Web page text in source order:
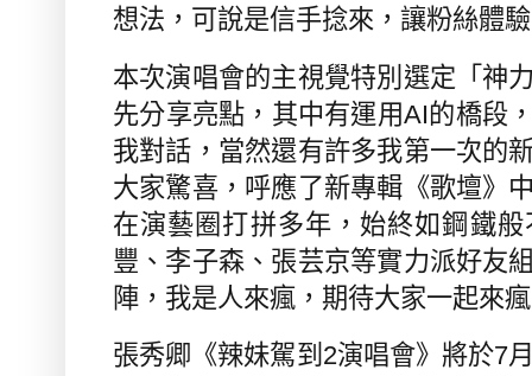
想法，可說是信手捻來，讓粉絲體
本次演唱會的主視覺特別選定「神
先分享亮點，其中有運用AI的橋段
我對話，當然還有許多我第一次的
大家驚喜，呼應了新專輯《歌壇》
在演藝圈打拼多年，始終如鋼鐵
豐、李子森、張芸京等實力派好友
陣，我是人來瘋，期待大家一起來
張秀卿《辣妹駕到 2演唱會》將於7